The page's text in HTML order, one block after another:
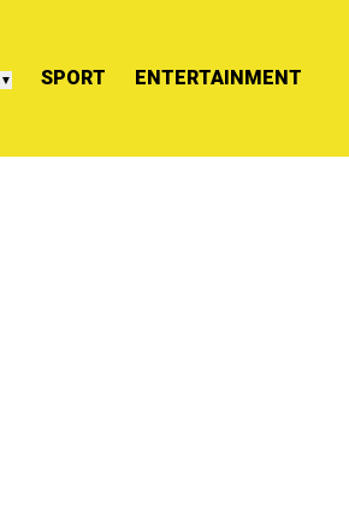
▼ SPORT ENTERTAINMENT